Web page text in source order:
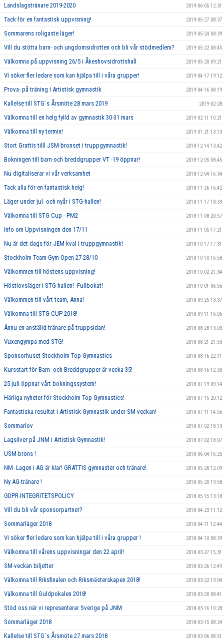
Landslagstränare 2019-2020 2019-06-05 12:31
Tack för en fantastisk uppvisning! 2019-05-27 08:37
Sommarens roligaste läger! 2019-05-24 08:39
Vill du stötta barn- och ungdomsidrotten och bli vår stödmedlem? 2019-05-22 08:45
Välkomna på uppvisning 26/5 i Åkeshovsidrottshall 2019-05-20 09:21
Vi söker fler ledare som kan hjälpa till i våra grupper! 2019-04-17 19:12
Prova- på träning i Artistisk gymnastik 2019-04-16 08:19
Kallelse till STG´s Årsmöte 28 mars 2019 2019-02-28
Välkomna till en helg fylld av gymnastik 30-31 mars 2019-02-11 10:21
Välkomna till ny termin! 2019-01-21 13:13
Stort Grattis tilll JSM-bronset i truppgymnastik! 2018-12-14 13:42
Bokningen till barn-och breddgrupper VT -19 öppnar! 2018-12-05 08:45
Nu digitaliserar vi vår verksamhet 2018-12-04 16:34
Tack alla för en fantastisk helg! 2018-11-26 16:42
Läger under jul- och nyår i STG-hallen! 2018-11-17 18:39
Välkomna till STG Cup - PM2 2018-11-08 20:57
Info om Uppvisningen den 17/11 2018-11-05 17:21
Nu är det dags för JEM-kval i truppgymnastik! 2018-10-17 17:31
Stockholm Team Gym Open 27-28/10 2018-10-10 16:58
Välkommen till höstens uppvisning! 2018-10-02 21:34
Höstlovsläger i STG-hallen! -Fullbokat! 2018-10-01 06:56
Välkommen till vårt team, Anna! 2018-09-25 13:37
Välkomna till STG CUP 2018! 2018-09-11 16:06
Ännu en anställd tränare på truppsidan! 2018-08-28 13:03
Vuxengympa med STG! 2018-08-21 21:53
Sponsorhuset-Stockholm Top Gymnastics 2018-08-16 22:11
Kursstart för Barn- och Breddgrupper är vecka 35! 2018-08-16 12:30
25 juli öppnar vårt bokningssystem! 2018-07-19 09:14
Härliga nyheter för Stockholm Top Gymnastics! 2018-07-15 20:12
Fantastiska resultat i Artistisk Gymnastik under SM-veckan! 2018-07-11 14:56
Sommarlov 2018-07-02 18:13
Lagsilver på JNM i Artistisk Gymnastik! 2018-07-02 18:07
USM-brons ! 2018-06-04 16:25
NM- Lagen i AG är klar! GRATTIS gymnaster och tränare! 2018-05-28 12:09
Ny AG-tränare ! 2018-05-20 19:58
GDPR-INTEGRITETSPOLICY 2018-05-15 13:18
Vill du bli vår sponsorpartner? 2018-04-23 11:12
Sommarläger 2018 2018-04-11 12:44
Vi söker fler ledare som kan hjälpa till i våra grupper ! 2018-04-10 08:39
Välkomna till vårens uppvisningar den 22 april! 2018-03-27 15:31
SM-veckan biljetter 2018-03-26 12:49
Välkomna till Riksfinalen och Riksmästerskapen 2018! 2018-03-22 13:04
Välkomna till Guldpokalen 2018! 2018-03-20 08:41
Stöd oss när vi representerar Sverige på JNM 2018-03-16 10:28
Sommarläger 2018 2018-03-15 08:24
Kallelse till STG´s Årsmöte 27 mars 2018 2018-03-06 08:51